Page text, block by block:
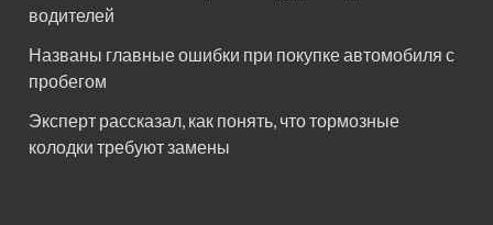
водителей
Названы главные ошибки при покупке автомобиля с
пробегом
Эксперт рассказал, как понять, что тормозные
колодки требуют замены